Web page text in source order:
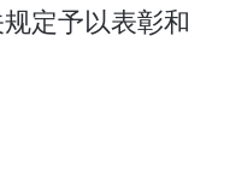
定予以表彰和